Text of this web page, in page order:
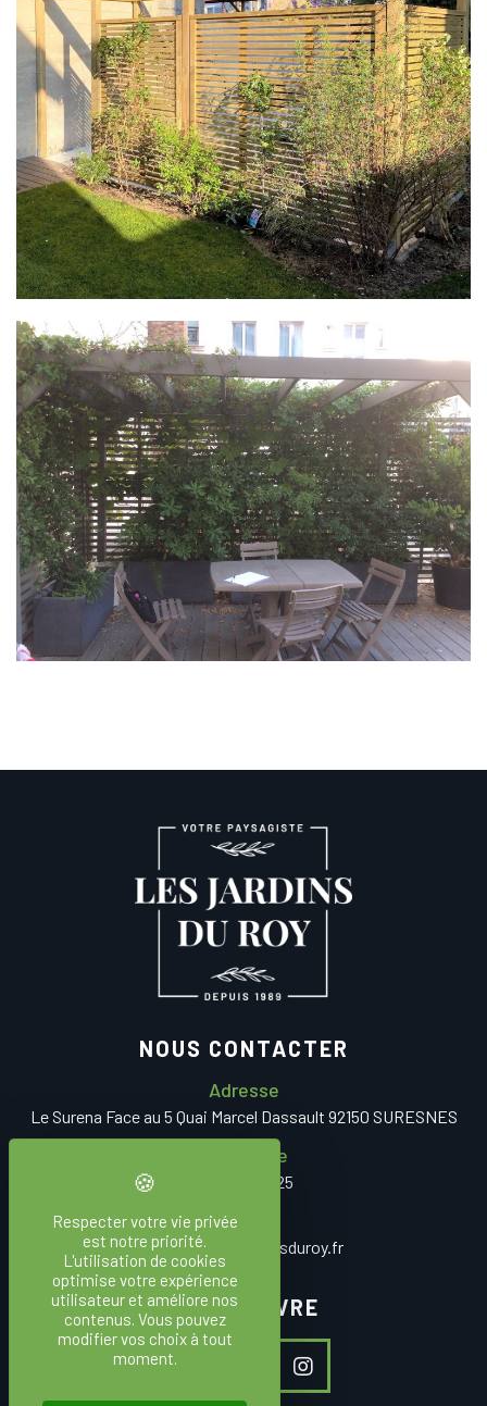
NOUS CONTACTER
Adresse
Le Surena Face au 5 Quai Marcel Dassault 92150 SURESNES
Téléphone
01 47 72 64 25
E-mail
contact lesjardinsduroy.fr
NOUS SUIVRE
Respecter votre vie privée
est notre priorité.
L'utilisation de cookies
optimise votre expérience
utilisateur et améliore nos
contenus. Vous pouvez
modifier vos choix à tout
moment.